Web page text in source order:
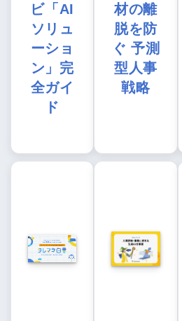
ビ「AI
ソリュ
ーショ
ン」完
全ガイ
ド
材の離
脱を防
ぐ 予測
型人事
戦略